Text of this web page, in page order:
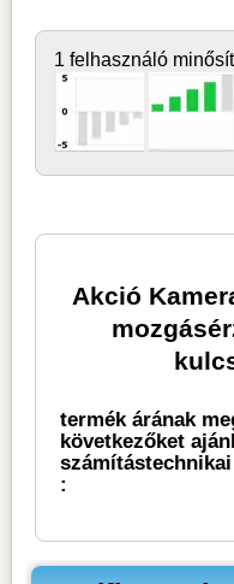
1 felhasználó
Akció
termék árának
következőket
: